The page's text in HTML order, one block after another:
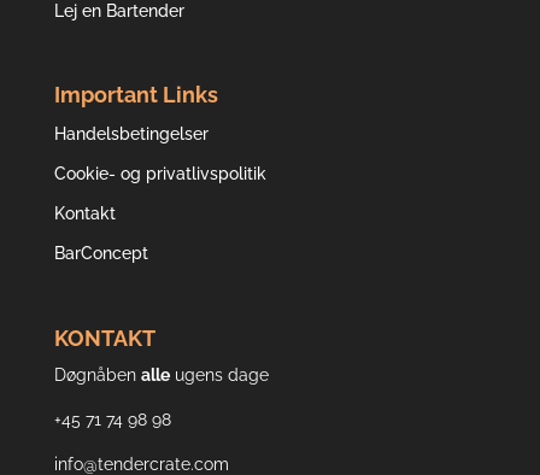
Lej en Bartender
Important Links
Handelsbetingelser
Cookie- og privatlivspolitik
Kontakt
BarConcept
KONTAKT
Døgnåben alleugens dage
+45 71 74 98 98
info@tendercrate.com